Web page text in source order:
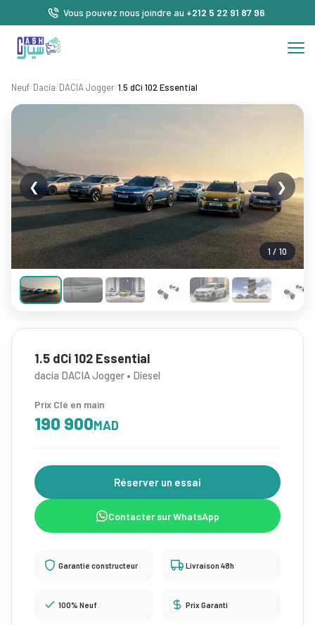
Vous pouvez nous joindre au +212 5 22 91 87 96
Neuf/Dacia/DACIA Jogger/1.5 dCi 102 Essential
1 / 10
❮ ❯
1.5 dCi 102 Essential
dacia DACIA Jogger • Diesel
Prix Clé en main
190 900MAD
Réserver un essai
Contacter sur WhatsApp
Garantie constructeur Livraison 48h
100% Neuf Prix Garanti